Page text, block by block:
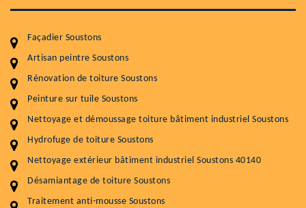
Façadier Soustons
Artisan peintre Soustons
Rénovation de toiture Soustons
Peinture sur tuile Soustons
Nettoyage et démoussage toiture bâtiment industriel Soustons
Hydrofuge de toiture Soustons
Nettoyage extérieur bâtiment industriel Soustons 40140
Désamiantage de toiture Soustons
Traitement anti-mousse Soustons
Entretenir votre toiture, c'est préserver sa
durabilité
Plus de 15 ans d'expérience en couverture et facade
Service
Nettoyageb toiture
Prix au m²